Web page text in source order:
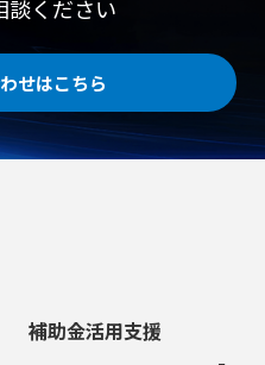
談ください
せはこちら
補助金活用支援